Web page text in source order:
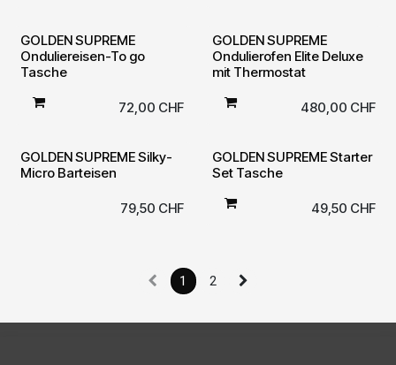
GOLDEN SUPREME
Onduliereisen-To go
Tasche
72,00 CHF
GOLDEN SUPREME
Ondulierofen Elite Deluxe
mit Thermostat
480,00 CHF
GOLDEN SUPREME Silky-
Micro Barteisen
79,50 CHF
GOLDEN SUPREME Starter
Set Tasche
49,50 CHF
1 2